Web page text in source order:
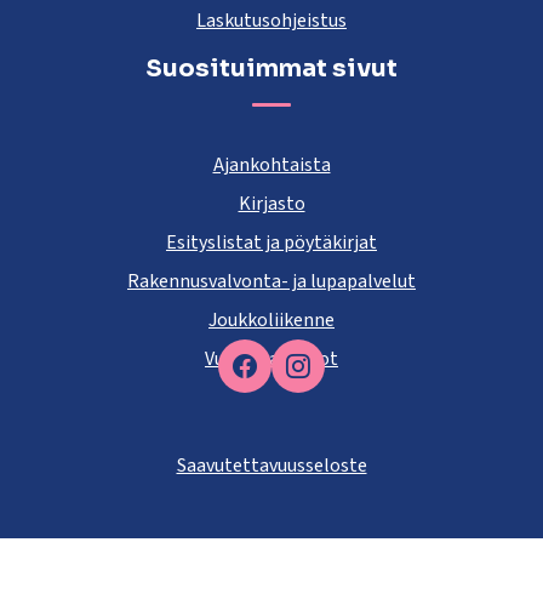
Facebook
Laskutusohjeistus
Suosituimmat sivut
Ajankohtaista
Kirjasto
Esityslistat ja pöytäkirjat
Rakennusvalvonta- ja lupapalvelut
Joukkoliikenne
Vuokra-asunnot
Saavutettavuusseloste